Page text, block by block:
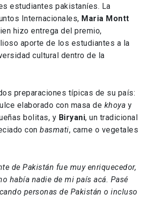
estudiantes pakistaníes. La
Internacionales, Maria Montt
hizo entrega del premio,
aporte de los estudiantes a la
cultural dentro de la
preparaciones típicas de su país:
elaborado con masa de khoya y
bolitas, y Biryani, un tradicional
conbasmati, carne o vegetales
de Pakistán fue muy enriquecedor,
había nadie de mi país acá. Pasé
personas de Pakistán o incluso